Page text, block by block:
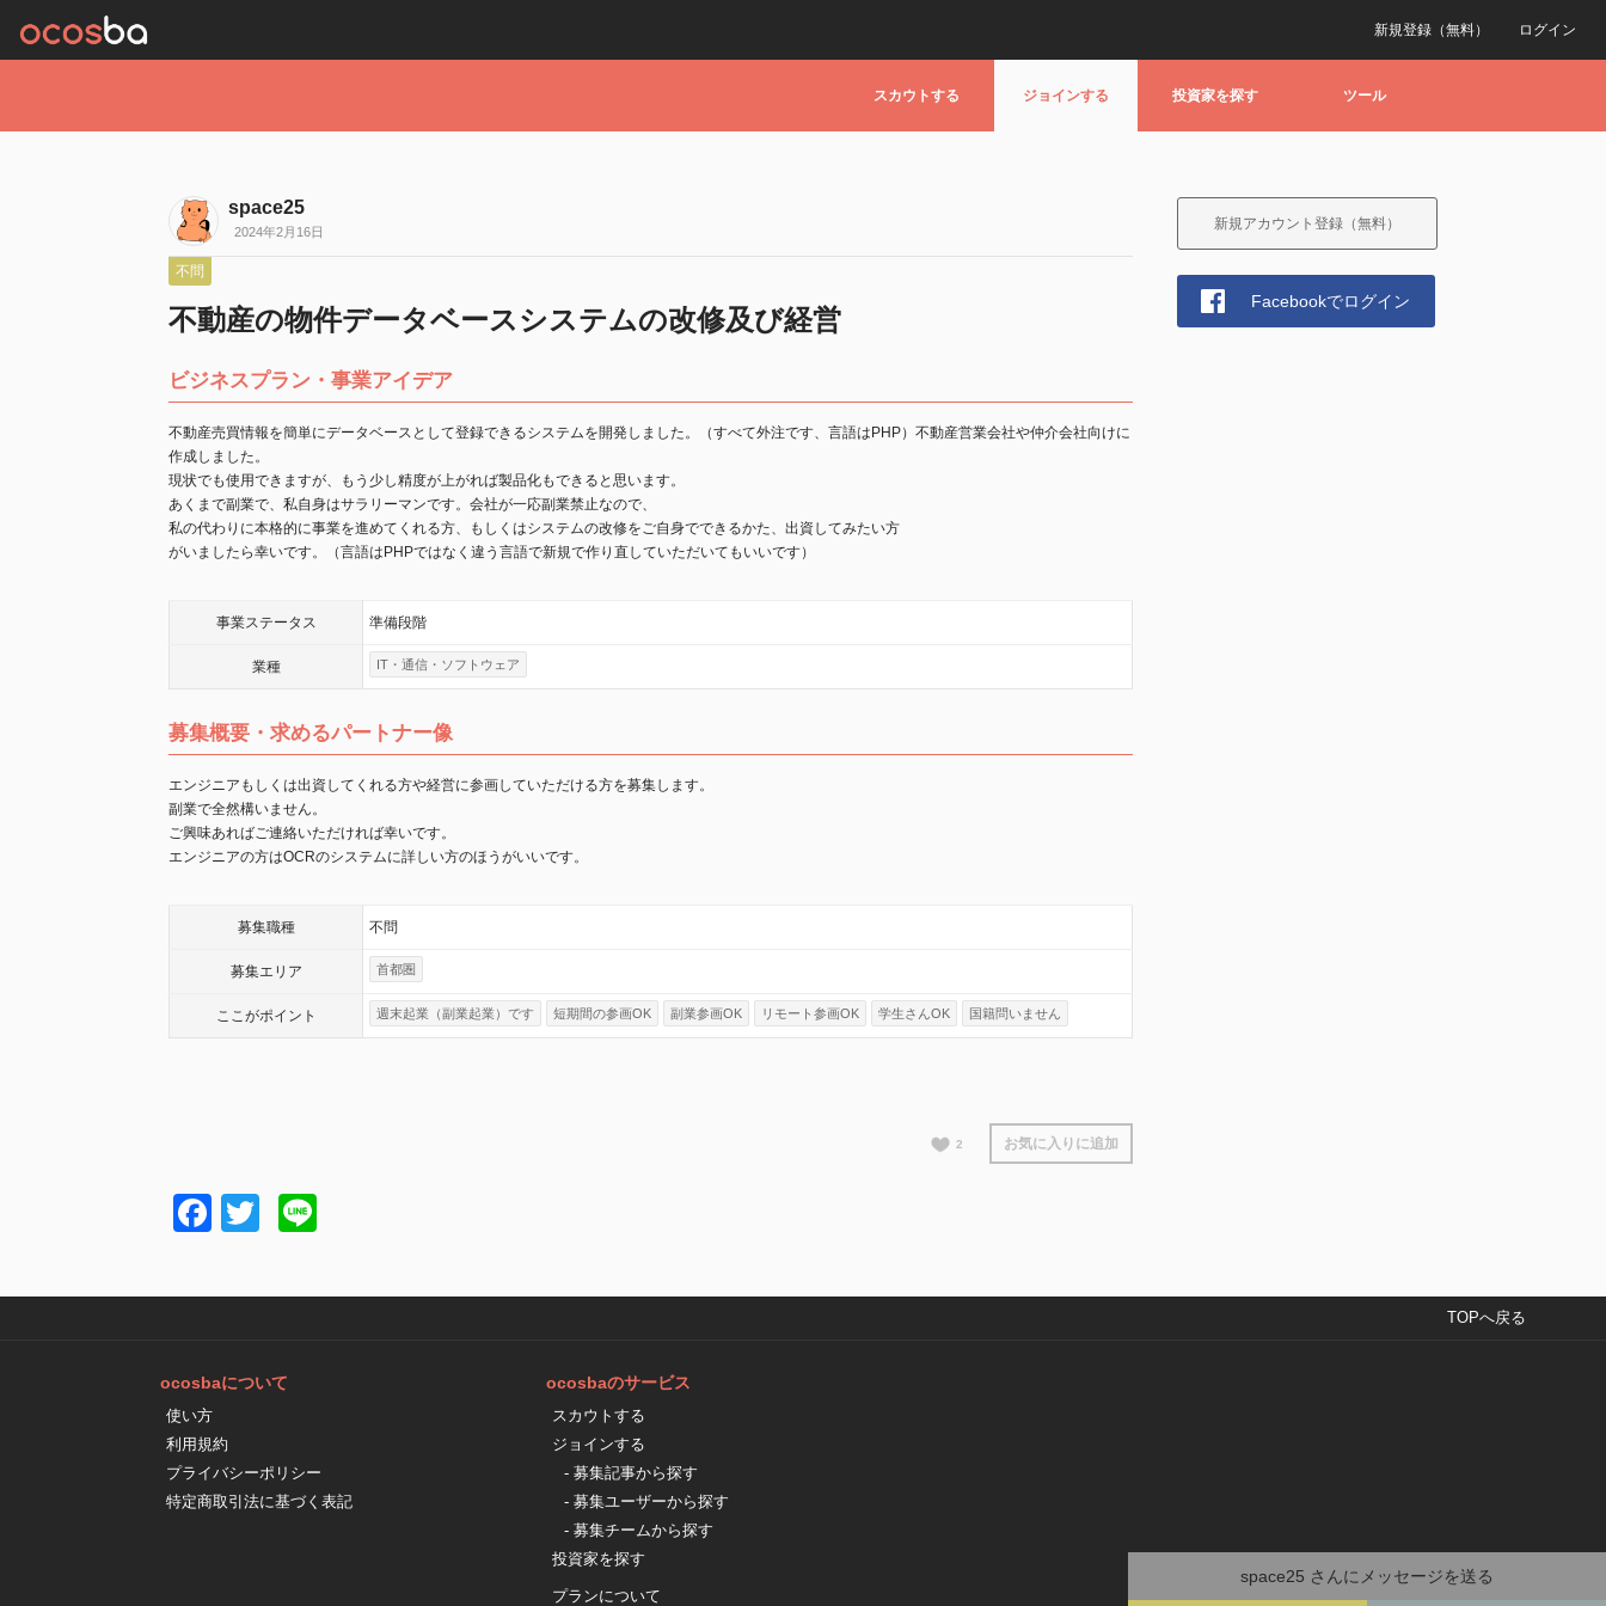
ログイン
新規登録（無料）
スカウトする ジョインする 投資家を探す ツール
space25
2024年2月16日
不問
不動産の物件データベースシステムの改修及び経営
ビジネスプラン・事業アイデア
不動産売買情報を簡単にデータベースとして登録できるシステムを開発しました。（すべて外注です、言語はPHP）不動産営業会社や仲介会社向けに
作成しました。
現状でも使用できますが、もう少し精度が上がれば製品化もできると思います。
あくまで副業で、私自身はサラリーマンです。会社が一応副業禁止なので、
私の代わりに本格的に事業を進めてくれる方、もしくはシステムの改修をご自身でできるかた、出資してみたい方
がいましたら幸いです。（言語はPHPではなく違う言語で新規で作り直していただいてもいいです）
事業ステータス 準備段階
業種 IT・通信・ソフトウェア
募集概要・求めるパートナー像
エンジニアもしくは出資してくれる方や経営に参画していただける方を募集します。
副業で全然構いません。
ご興味あればご連絡いただければ幸いです。
エンジニアの方はOCRのシステムに詳しい方のほうがいいです。
募集職種 不問
募集エリア 首都圏
ここがポイント 週末起業（副業起業）です 短期間の参画OK 副業参画OK リモート参画OK 学生さんOK 国籍問いません
2 お気に入りに追加
space25 さんにメッセージを送る
Facebook
Twitter
新規アカウント登録（無料）
Facebookでログイン
TOPへ戻る
ocosbaについて
使い方
利用規約
プライバシーポリシー
特定商取引法に基づく表記
ocosbaのサービス
スカウトする
ジョインする
- 募集記事から探す
- 募集ユーザーから探す
- 募集チームから探す
投資家を探す
プランについて